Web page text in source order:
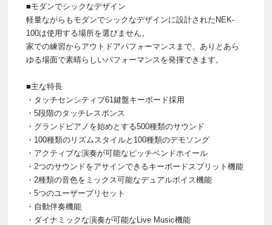
■モダンでシックなデザイン
軽量ながらもモダンでシックなデザインに設計されたNEK-
100は使用する場所を選びません。
家での練習からアウトドアパフォーマンスまで、ありとあら
ゆる場面で素晴らしいパフォーマンスを発揮できます。
■主な特長
・タッチセンシティブ61鍵盤キーボード採用
・5段階のタッチレスポンス
・グランドピアノを始めとする500種類のサウンド
・100種類のリズムスタイルと100種類のデモソング
・アクティブな演奏が可能なピッチベンドホイール
・2つのサウンドをアサインできるキーボードスプリット機能
・2種類の音色をミックス可能なデュアルボイス機能
・5つのユーザープリセット
・自動伴奏機能
・ダイナミックな演奏が可能なLive Music機能